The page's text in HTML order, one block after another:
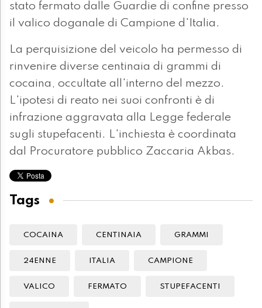
stato fermato dalle Guardie di confine presso
il valico doganale di Campione d'Italia.
La perquisizione del veicolo ha permesso di
rinvenire diverse centinaia di grammi di
cocaina, occultate all'interno del mezzo.
L'ipotesi di reato nei suoi confronti è di
infrazione aggravata alla Legge federale
sugli stupefacenti. L'inchiesta è coordinata
dal Procuratore pubblico Zaccaria Akbas.
Tags
COCAINA CENTINAIA GRAMMI
24ENNE ITALIA CAMPIONE
VALICO FERMATO STUPEFACENTI